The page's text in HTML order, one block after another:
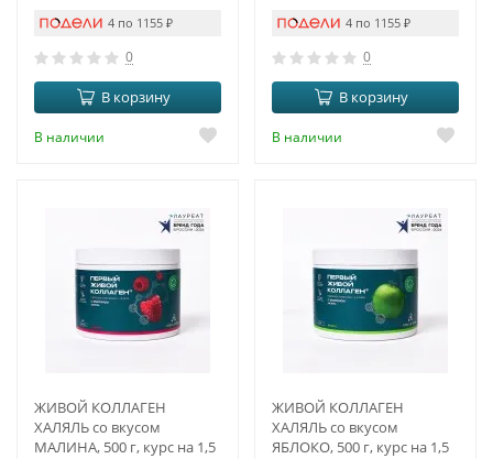
4 по 1155 ₽
0
В корзину
В наличии
4 по 1155 ₽
0
В корзину
В наличии
ЖИВОЙ КОЛЛАГЕН
ХАЛЯЛЬ со вкусом
МАЛИНА, 500 г, курс на 1,5
ЖИВОЙ КОЛЛАГЕН
ХАЛЯЛЬ со вкусом
ЯБЛОКО, 500 г, курс на 1,5